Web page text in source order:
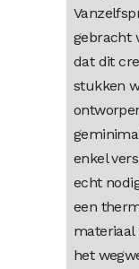
gebracht
dat dit
stukken
enkel
echt
een
materiaal
het